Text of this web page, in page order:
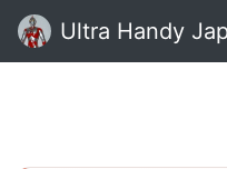
Ultra Handy